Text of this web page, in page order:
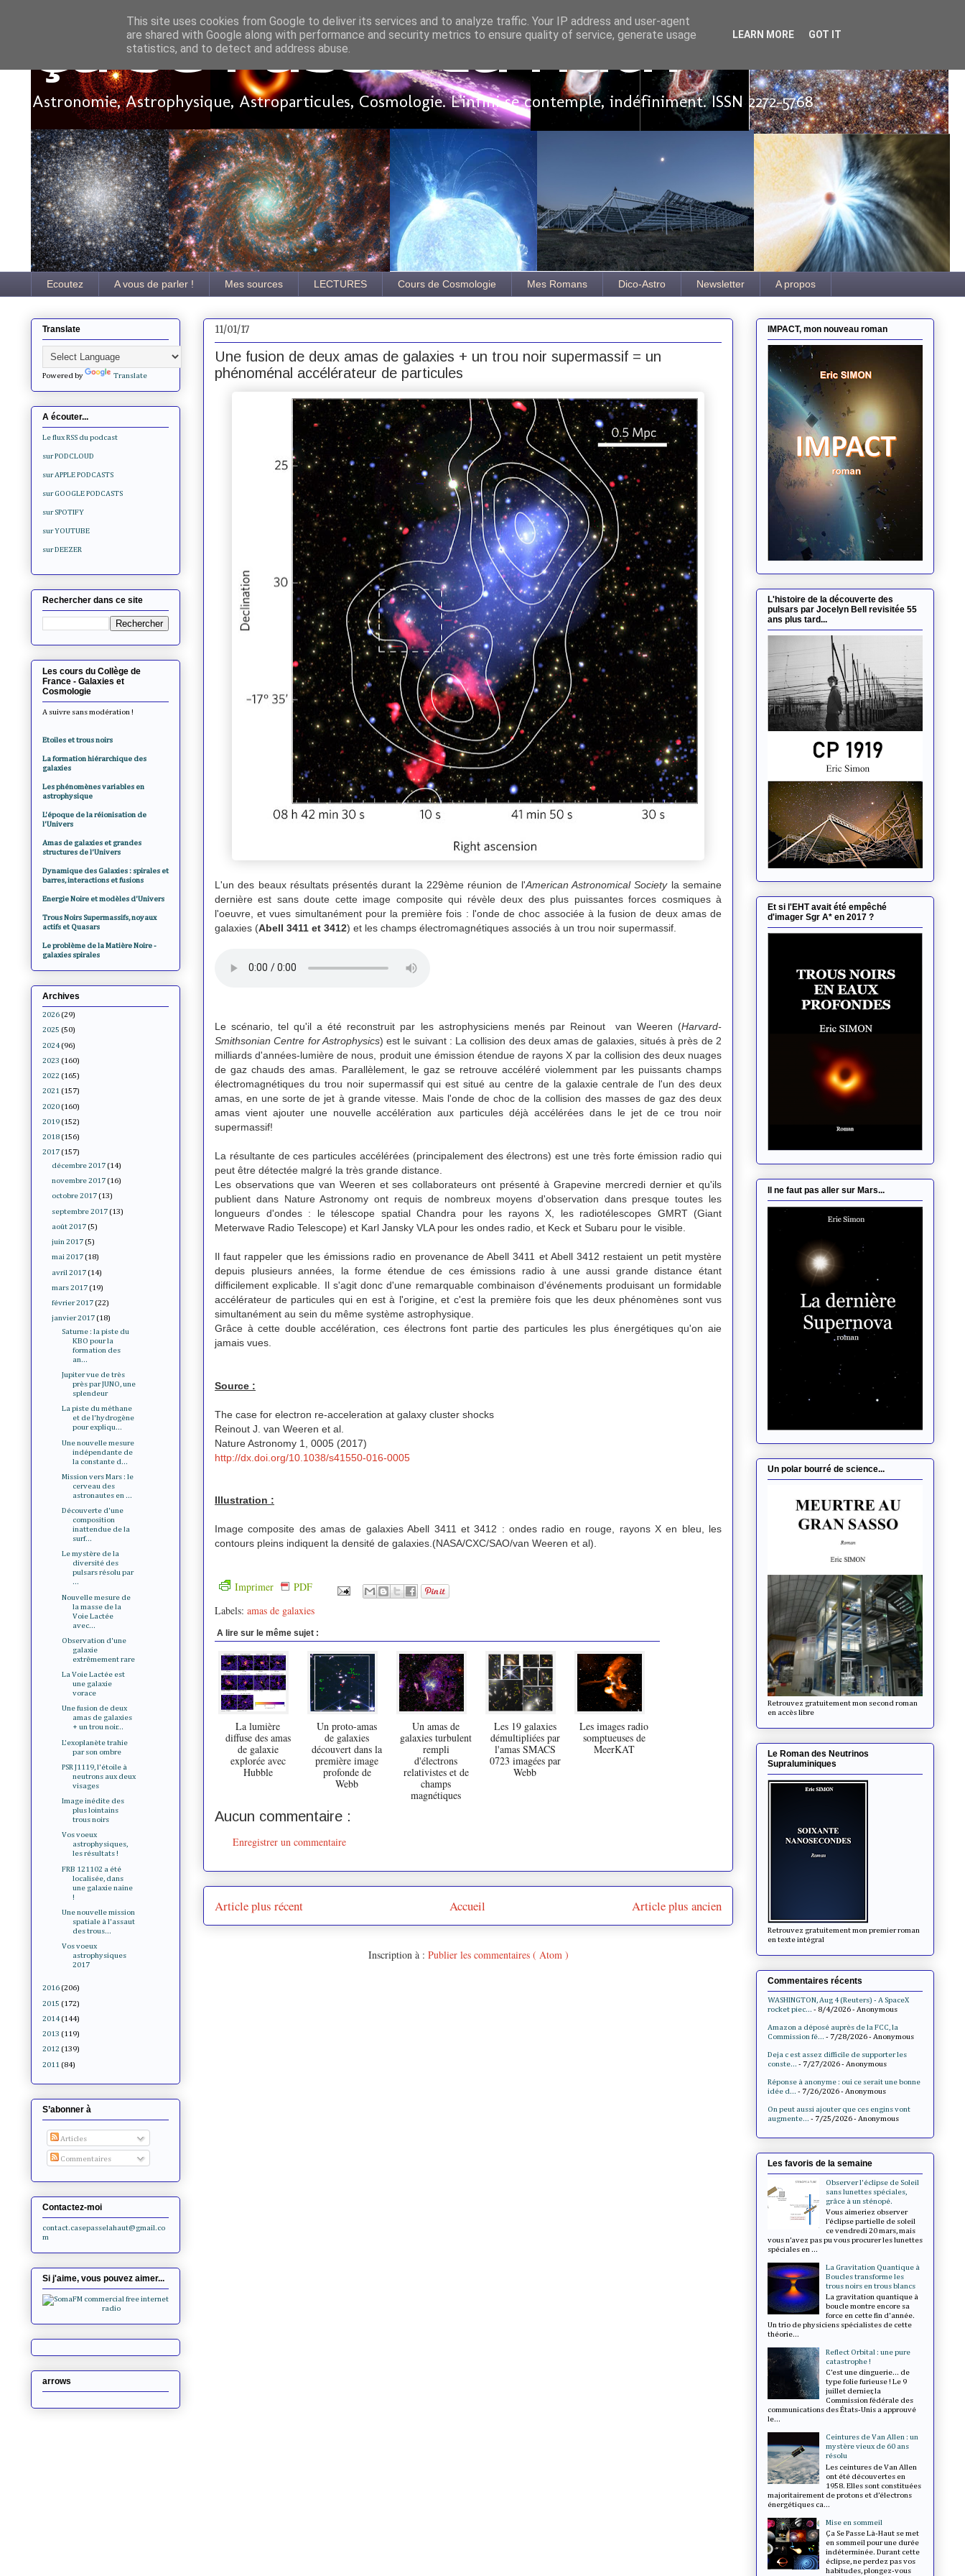
Ça se passe là haut
Astronomie, Astrophysique, Astroparticules, Cosmologie. L'infini se contemple, indéfiniment. ISSN 2272-5768
Ecoutez A vous de parler ! Mes sources LECTURES Cours de Cosmologie Mes Romans Dico-Astro Newsletter A propos
11/01/17
Une fusion de deux amas de galaxies + un trou noir supermassif = un
phénoménal accélérateur de particules
L'un des beaux résultats présentés durant la 229ème réunion de l'American Astronomical Societyla semaine
dernière est sans doute cette image composite qui révèle deux des plus puissantes forces cosmiques à
l'oeuvre, et vues simultanément pour la première fois : l'onde de choc associée à la fusion de deux amas de
galaxies (Abell 3411 et 3412) et les champs électromagnétiques associés à un trou noir supermassif.
Le scénario, tel qu'il a été reconstruit par les astrophysiciens menés par Reinout van Weeren (Harvard-
Smithsonian Centre for Astrophysics) est le suivant : La collision des deux amas de galaxies, situés à près de 2
milliards d'années-lumière de nous, produit une émission étendue de rayons X par la collision des deux nuages
de gaz chauds des amas. Parallèlement, le gaz se retrouve accéléré violemment par les puissants champs
électromagnétiques du trou noir supermassif qui est situé au centre de la galaxie centrale de l'un des deux
amas, en une sorte de jet à grande vitesse. Mais l'onde de choc de la collision des masses de gaz des deux
amas vient ajouter une nouvelle accélération aux particules déjà accélérées dans le jet de ce trou noir
supermassif!
La résultante de ces particules accélérées (principalement des électrons) est une très forte émission radio qui
peut être détectée malgré la très grande distance.
Les observations que van Weeren et ses collaborateurs ont présenté à Grapevine mercredi dernier et qu'ils
publient dans Nature Astronomy ont requis de nombreux moyens d'observation dans presque toutes les
longueurs d'ondes : le télescope spatial Chandra pour les rayons X, les radiotélescopes GMRT (Giant
Meterwave Radio Telescope) et Karl Jansky VLA pour les ondes radio, et Keck et Subaru pour le visible.
Il faut rappeler que les émissions radio en provenance de Abell 3411 et Abell 3412 restaient un petit mystère
depuis plusieurs années, la forme étendue de ces émissions radio à une aussi grande distance étant
difficilement explicable. Il s'agit donc d'une remarquable combinaison d'événements produisant un formidable
accélérateur de particules qui en est à l'origine, et c'est la première fois que les deux phénomènes sont vus
simultanément au sein du même système astrophysique.
Grâce à cette double accélération, ces électrons font partie des particules les plus énergétiques qu'on aie
jamais vues.
Source :
The case for electron re-acceleration at galaxy cluster shocks
Reinout J. van Weeren et al.
Nature Astronomy 1, 0005 (2017)
http://dx.doi.org/10.1038/s41550-016-0005
Illustration :
Image composite des amas de galaxies Abell 3411 et 3412 : ondes radio en rouge, rayons X en bleu, les
contours pleins indiquent la densité de galaxies.(NASA/CXC/SAO/van Weeren et al).
Imprimer
PDF
Labels: amas de galaxies
A lire sur le même sujet :
La lumière
diffuse des amas
de galaxie
explorée avec
Hubble
Un proto-amas
de galaxies
découvert dans la
première image
profonde de
Webb
Un amas de
galaxies turbulent
rempli
d'électrons
relativistes et de
champs
magnétiques
Les 19 galaxies
démultipliées par
l'amas SMACS
0723 imagées par
Webb
Les images radio
somptueuses de
MeerKAT
Aucun commentaire :
Enregistrer un commentaire
Article plus récent Article plus ancien
Accueil
Inscription à : Publier les commentaires ( Atom )
Translate
Powered by Translate
A écouter...
Le flux RSS du podcast
sur PODCLOUD
sur APPLE PODCASTS
sur GOOGLE PODCASTS
sur SPOTIFY
sur YOUTUBE
sur DEEZER
Rechercher dans ce site
Les cours du Collège de
France - Galaxies et
Cosmologie
A suivre sans modération !
Etoiles et trous noirs
La formation hiérarchique des
galaxies
Les phénomènes variables en
astrophysique
L'époque de la réionisation de
l'Univers
Amas de galaxies et grandes
structures de l'Univers
Dynamique des Galaxies : spirales et
barres, interactions et fusions
Energie Noire et modèles d'Univers
Trous Noirs Supermassifs, noyaux
actifs et Quasars
Le problème de la Matière Noire -
galaxies spirales
Archives
2026 (29)
2025 (50)
2024 (96)
2023 (160)
2022 (165)
2021 (157)
2020 (160)
2019 (152)
2018 (156)
2017 (157)
décembre 2017 (14)
novembre 2017 (16)
octobre 2017 (13)
septembre 2017 (13)
août 2017 (5)
juin 2017 (5)
mai 2017 (18)
avril 2017 (14)
mars 2017 (19)
février 2017 (22)
janvier 2017 (18)
Saturne : la piste du
KBO pour la
formation des
an...
Jupiter vue de très
près par JUNO, une
splendeur
La piste du méthane
et de l'hydrogène
pour expliqu...
Une nouvelle mesure
indépendante de
la constante d...
Mission vers Mars : le
cerveau des
astronautes en ...
Découverte d'une
composition
inattendue de la
surf...
Le mystère de la
diversité des
pulsars résolu par
...
Nouvelle mesure de
la masse de la
Voie Lactée
avec...
Observation d'une
galaxie
extrêmement rare
La Voie Lactée est
une galaxie
vorace
Une fusion de deux
amas de galaxies
+ un trou noir...
L'exoplanète trahie
par son ombre
PSR J1119, l'étoile à
neutrons aux deux
visages
Image inédite des
plus lointains
trous noirs
Vos voeux
astrophysiques,
les résultats !
FRB 121102 a été
localisée, dans
une galaxie naine
!
Une nouvelle mission
spatiale à l'assaut
des trous...
Vos voeux
astrophysiques
2017
2016 (206)
2015 (172)
2014 (144)
2013 (119)
2012 (139)
2011 (84)
S’abonner à
Articles
Commentaires
Contactez-moi
contact.casepasselahaut@gmail.co
m
Si j'aime, vous pouvez aimer...
arrows
IMPACT, mon nouveau roman
L'histoire de la découverte des
pulsars par Jocelyn Bell revisitée 55
ans plus tard...
Et si l'EHT avait été empêché
d'imager Sgr A* en 2017 ?
Il ne faut pas aller sur Mars...
Un polar bourré de science...
Retrouvez gratuitement mon second roman
en accès libre
Le Roman des Neutrinos
Supraluminiques
Retrouvez gratuitement mon premier roman
en texte intégral
Commentaires récents
WASHINGTON, Aug 4 (Reuters) - A SpaceX
rocket piec... - 8/4/2026- Anonymous
Amazon a déposé auprès de la FCC, la
Commission fé... - 7/28/2026- Anonymous
Deja c est assez difficile de supporter les
conste... - 7/27/2026- Anonymous
Réponse à anonyme : oui ce serait une bonne
idée d... - 7/26/2026- Anonymous
On peut aussi ajouter que ces engins vont
augmente... - 7/25/2026- Anonymous
Les favoris de la semaine
Observer l'éclipse de Soleil
sans lunettes spéciales,
grâce à un sténopé.
Vous aimeriez observer
l’éclipse partielle de soleil
ce vendredi 20 mars, mais
vous n’avez pas pu vous procurer les lunettes
spéciales en ...
La Gravitation Quantique à
Boucles transforme les
trous noirs en trous blancs
La gravitation quantique à
boucle montre encore sa
force en cette fin d'année.
Un trio de physiciens spécialistes de cette
théorie...
Reflect Orbital : une pure
catastrophe !
C’est une dinguerie... de
type folie furieuse ! Le 9
juillet dernier, la
Commission fédérale des
communications des États-Unis a approuvé
le...
Ceintures de Van Allen : un
mystère vieux de 60 ans
résolu
Les ceintures de Van Allen
ont été découvertes en
1958. Elles sont constituées
majoritairement de protons et d’électrons
énergétiques ca...
Mise en sommeil
Ça Se Passe Là-Haut se met
en sommeil pour une durée
indéterminée. Durant cette
éclipse, ne perdez pas vos
habitudes, plongez-vous
This site uses cookies from Google to deliver its services and to analyze traffic. Your IP address and user-agent
are shared with Google along with performance and security metrics to ensure quality of service, generate usage
statistics, and to detect and address abuse.
LEARN MORE GOT IT